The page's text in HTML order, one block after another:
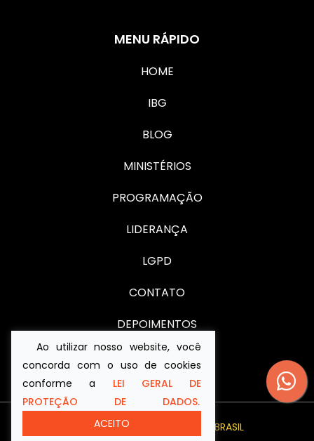
MENU RÁPIDO
HOME
IBG
BLOG
MINISTÉRIOS
PROGRAMAÇÃO
LIDERANÇA
LGPD
CONTATO
DEPOIMENTOS
EU ACEITO JESUS
FEITO COM VIRTUA BRASIL
Ao utilizar nosso website, você
concorda com o uso de cookies
conforme a LEI GERAL DE
PROTEÇÃO DE DADOS.
ACEITO